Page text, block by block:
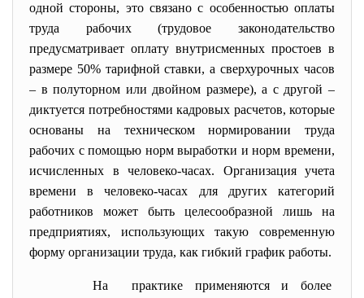
одной стороны, это связано с особенностью оплаты
труда рабочих (трудовое законодательство
предусматривает оплату внутрисменных простоев в
размере 50% тарифной ставки, а сверхурочных часов
– в полуторном или двойном размере), а с другой –
диктуется потребностями кадровых расчетов, которые
основаны на техническом нормировании труда
рабочих с помощью норм выработки и норм времени,
исчисленных в человеко-часах. Организация учета
времени в человеко-часах для других категорий
работников может быть целесообразной лишь на
предприятиях, использующих такую современную
форму организации труда, как гибкий график работы.
На практике применяются и более